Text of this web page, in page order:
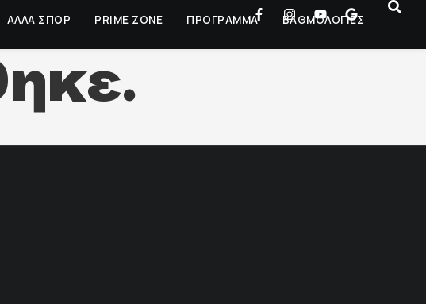
ΑΛΛΑ ΣΠΟΡ PRIME ZONE ΠΡΟΓΡΑΜΜΑ ΒΑΘΜΟΛΟΓΙΕΣ